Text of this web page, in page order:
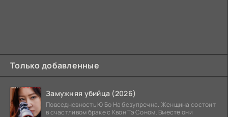
Только добавленные
Замужняя убийца (2026)
Повседневность Ю Бо На безупречна. Женщина состоит
в счастливом браке с Квон Тэ Соном. Вместе они